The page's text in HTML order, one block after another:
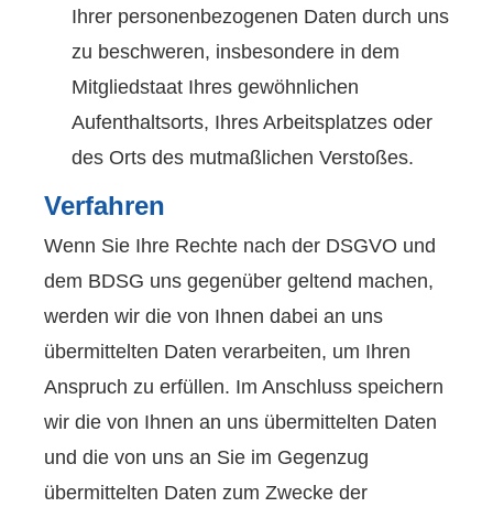
Ihrer personenbezogenen Daten durch uns
zu beschweren, insbesondere in dem
Mitgliedstaat Ihres gewöhnlichen
Aufenthaltsorts, Ihres Arbeitsplatzes oder
des Orts des mutmaßlichen Verstoßes.
Verfahren
Wenn Sie Ihre Rechte nach der DSGVO und
dem BDSG uns gegenüber geltend machen,
werden wir die von Ihnen dabei an uns
übermittelten Daten verarbeiten, um Ihren
Anspruch zu erfüllen. Im Anschluss speichern
wir die von Ihnen an uns übermittelten Daten
und die von uns an Sie im Gegenzug
übermittelten Daten zum Zwecke der